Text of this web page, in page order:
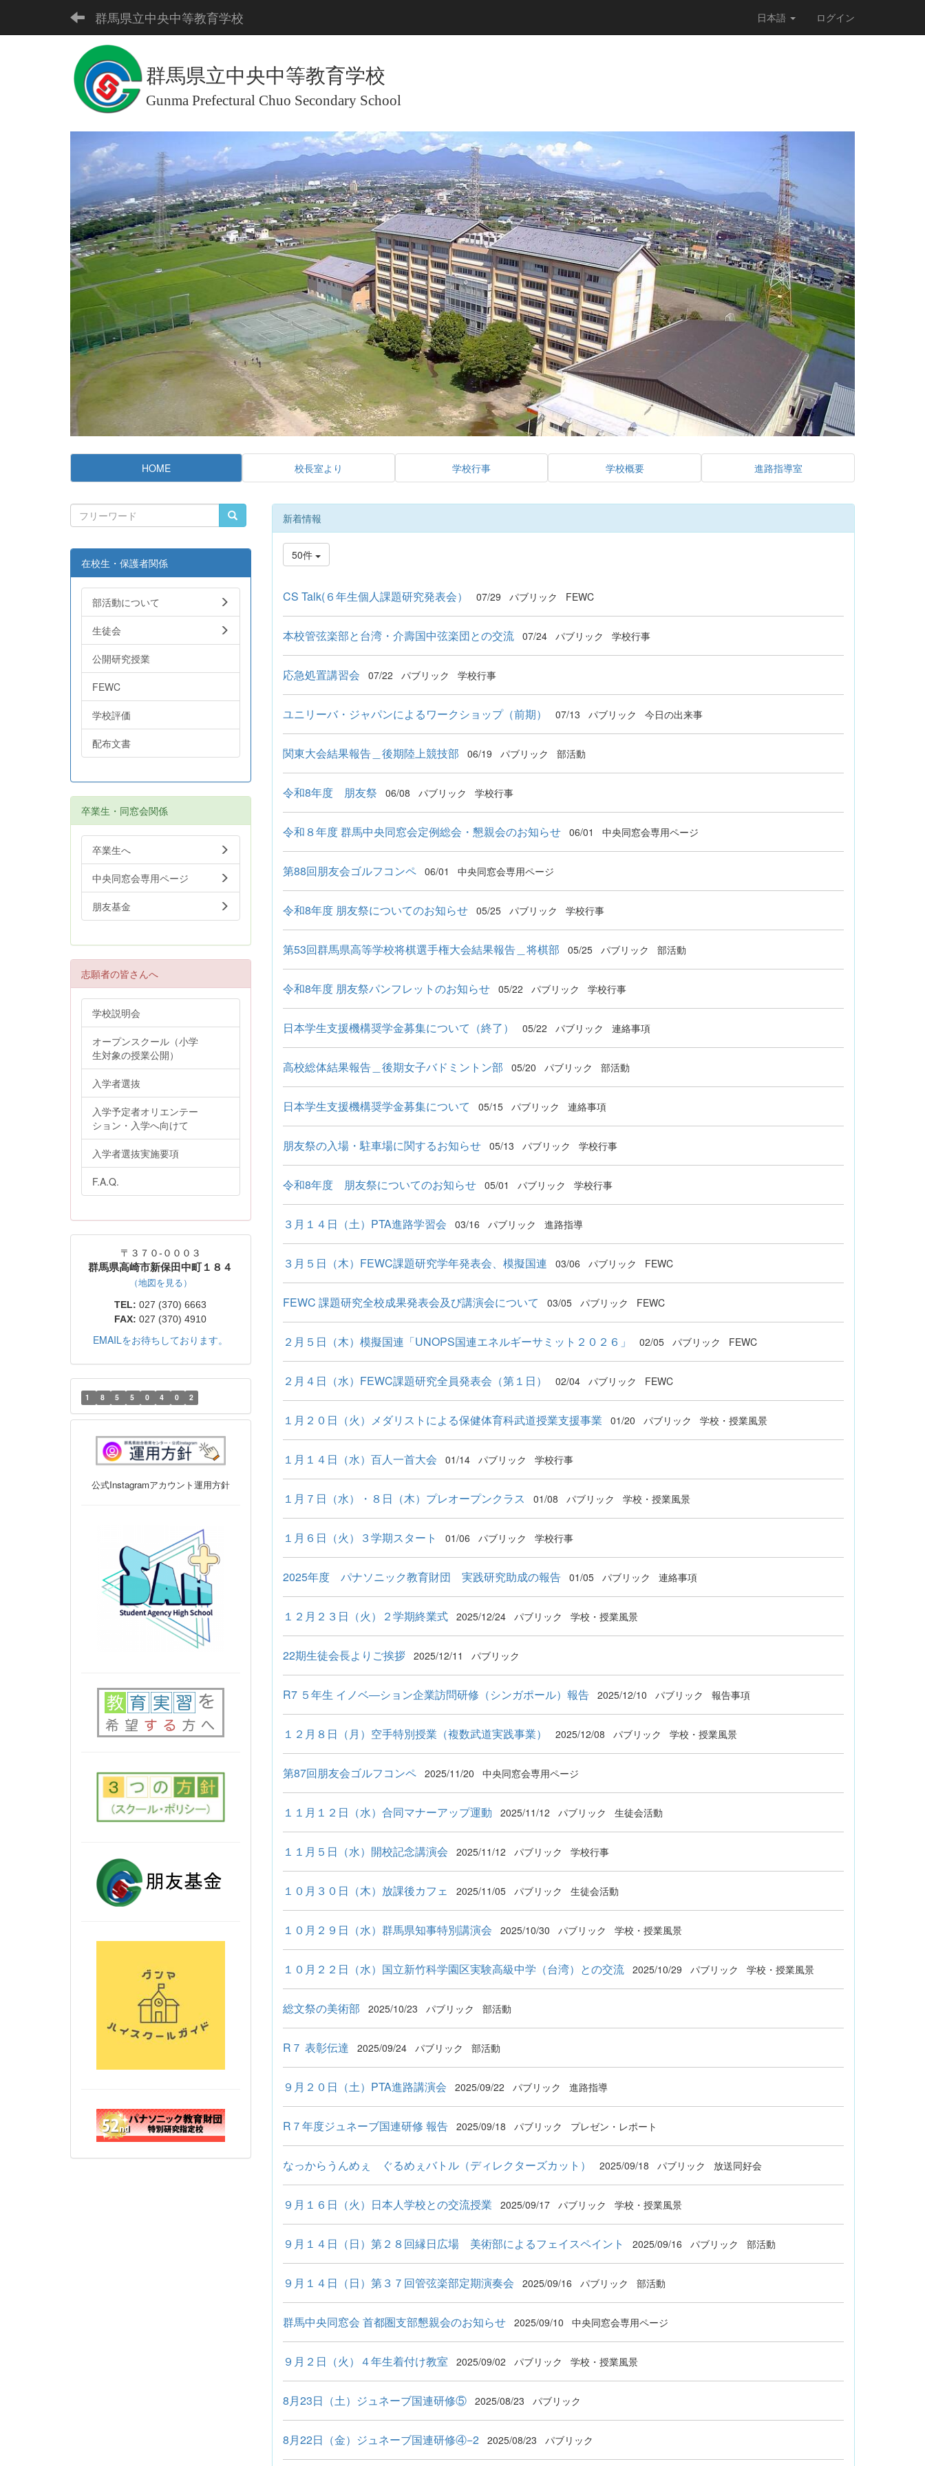
群馬県立中央中等教育学校 日本語 ログイン
群馬県立中央中等教育学校
Gunma Prefectural Chuo Secondary School
HOME 校長室より 学校行事 学校概要 進路指導室
新着情報
50件
CS Talk(６年生個人課題研究発表会） 07/29 パブリック FEWC
本校管弦楽部と台湾・介壽国中弦楽団との交流 07/24 パブリック 学校行事
応急処置講習会 07/22 パブリック 学校行事
ユニリーバ・ジャパンによるワークショップ（前期） 07/13 パブリック 今日の出来事
関東大会結果報告＿後期陸上競技部 06/19 パブリック 部活動
令和8年度 朋友祭 06/08 パブリック 学校行事
令和８年度 群馬中央同窓会定例総会・懇親会のお知らせ 06/01 中央同窓会専用ページ
第88回朋友会ゴルフコンペ 06/01 中央同窓会専用ページ
令和8年度 朋友祭についてのお知らせ 05/25 パブリック 学校行事
第53回群馬県高等学校将棋選手権大会結果報告＿将棋部 05/25 パブリック 部活動
令和8年度 朋友祭パンフレットのお知らせ 05/22 パブリック 学校行事
日本学生支援機構奨学金募集について（終了） 05/22 パブリック 連絡事項
高校総体結果報告＿後期女子バドミントン部 05/20 パブリック 部活動
日本学生支援機構奨学金募集について 05/15 パブリック 連絡事項
朋友祭の入場・駐車場に関するお知らせ 05/13 パブリック 学校行事
令和8年度 朋友祭についてのお知らせ 05/01 パブリック 学校行事
３月１４日（土）PTA進路学習会 03/16 パブリック 進路指導
３月５日（木）FEWC課題研究学年発表会、模擬国連 03/06 パブリック FEWC
FEWC 課題研究全校成果発表会及び講演会について 03/05 パブリック FEWC
２月５日（木）模擬国連「UNOPS国連エネルギーサミット２０２６」 02/05 パブリック FEWC
２月４日（水）FEWC課題研究全員発表会（第１日） 02/04 パブリック FEWC
１月２０日（火）メダリストによる保健体育科武道授業支援事業 01/20 パブリック 学校・授業風景
１月１４日（水）百人一首大会 01/14 パブリック 学校行事
１月７日（水）・８日（木）プレオープンクラス 01/08 パブリック 学校・授業風景
１月６日（火）３学期スタート 01/06 パブリック 学校行事
2025年度 パナソニック教育財団 実践研究助成の報告 01/05 パブリック 連絡事項
１２月２３日（火）２学期終業式 2025/12/24 パブリック 学校・授業風景
22期生徒会長よりご挨拶 2025/12/11 パブリック
R7 ５年生 イノベ―ション企業訪問研修（シンガポール）報告 2025/12/10 パブリック 報告事項
１２月８日（月）空手特別授業（複数武道実践事業） 2025/12/08 パブリック 学校・授業風景
第87回朋友会ゴルフコンペ 2025/11/20 中央同窓会専用ページ
１１月１２日（水）合同マナーアップ運動 2025/11/12 パブリック 生徒会活動
１１月５日（水）開校記念講演会 2025/11/12 パブリック 学校行事
１０月３０日（木）放課後カフェ 2025/11/05 パブリック 生徒会活動
１０月２９日（水）群馬県知事特別講演会 2025/10/30 パブリック 学校・授業風景
１０月２２日（水）国立新竹科学園区実験高級中学（台湾）との交流 2025/10/29 パブリック 学校・授業風景
総文祭の美術部 2025/10/23 パブリック 部活動
R７ 表彰伝達 2025/09/24 パブリック 部活動
９月２０日（土）PTA進路講演会 2025/09/22 パブリック 進路指導
R７年度ジュネーブ国連研修 報告 2025/09/18 パブリック プレゼン・レポート
なっからうんめぇ ぐるめぇバトル（ディレクターズカット） 2025/09/18 パブリック 放送同好会
９月１６日（火）日本人学校との交流授業 2025/09/17 パブリック 学校・授業風景
９月１４日（日）第２８回縁日広場 美術部によるフェイスペイント 2025/09/16 パブリック 部活動
９月１４日（日）第３７回管弦楽部定期演奏会 2025/09/16 パブリック 部活動
群馬中央同窓会 首都圏支部懇親会のお知らせ 2025/09/10 中央同窓会専用ページ
９月２日（火）４年生着付け教室 2025/09/02 パブリック 学校・授業風景
8月23日（土）ジュネーブ国連研修⑤ 2025/08/23 パブリック
8月22日（金）ジュネーブ国連研修④−2 2025/08/23 パブリック
在校生・保護者関係
部活動について
生徒会
公開研究授業
FEWC
学校評価
配布文書
卒業生・同窓会関係
卒業生へ
中央同窓会専用ページ
朋友基金
志願者の皆さんへ
学校説明会
オープンスクール（小学
生対象の授業公開）
入学者選抜
入学予定者オリエンテー
ション・入学へ向けて
入学者選抜実施要項
F.A.Q.
〒３７０-０００３
群馬県高崎市新保田中町１８４
（地図を見る）
TEL: 027 (370) 6663
FAX: 027 (370) 4910
EMAILをお待ちしております。
1 8 5 5 0 4 0 2
公式Instagramアカウント運用方針